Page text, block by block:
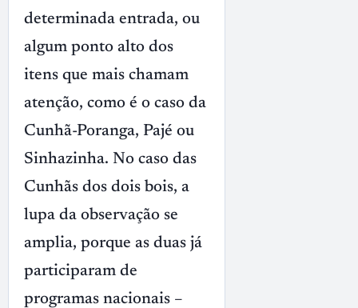
determinada entrada, ou
algum ponto alto dos
itens que mais chamam
atenção, como é o caso da
Cunhã-Poranga, Pajé ou
Sinhazinha. No caso das
Cunhãs dos dois bois, a
lupa da observação se
amplia, porque as duas já
participaram de
programas nacionais –